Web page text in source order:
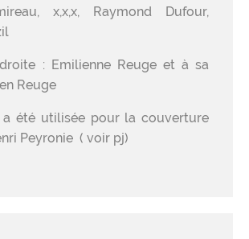
x,x,x, Raymond Dufour,
: Emilienne Reuge et à sa
Reuge
été utilisée pour la couverture
Peyronie ( voir pj)